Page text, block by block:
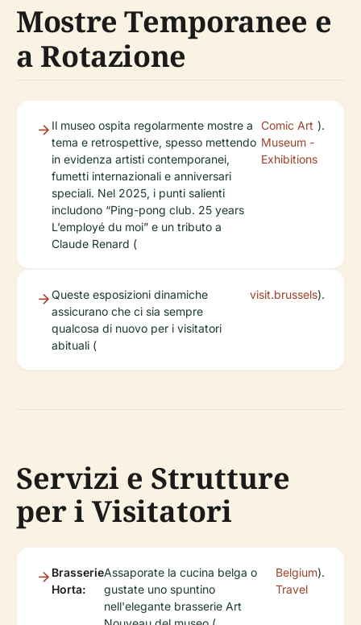
Mostre Temporanee e
a Rotazione
Il museo ospita regolarmente mostre a
tema e retrospettive, spesso mettendo
in evidenza artisti contemporanei,
fumetti internazionali e anniversari
speciali. Nel 2025, i punti salienti
includono “Ping-pong club. 25 years
L’employé du moi” e un tributo a
Claude Renard (
Comic Art
Museum -
Exhibitions
).
Queste esposizioni dinamiche
assicurano che ci sia sempre
qualcosa di nuovo per i visitatori
abituali (
visit.brussels).
Servizi e Strutture
per i Visitatori
Brasserie
Horta:
Assaporate la cucina belga o
gustate uno spuntino
nell'elegante brasserie Art
Belgium
Travel
).